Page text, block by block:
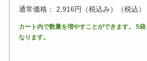
通常価格： 2,916円（税込み）
（税込）
カート内で数量を増やすことができます。 5
なります。